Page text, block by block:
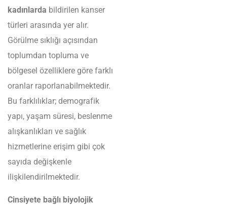
kadınlarda bildirilen kanser
türleri arasında yer alır.
Görülme sıklığı açısından
toplumdan topluma ve
bölgesel özelliklere göre farklı
oranlar raporlanabilmektedir.
Bu farklılıklar; demografik
yapı, yaşam süresi, beslenme
alışkanlıkları ve sağlık
hizmetlerine erişim gibi çok
sayıda değişkenle
ilişkilendirilmektedir.
Cinsiyete bağlı biyolojik